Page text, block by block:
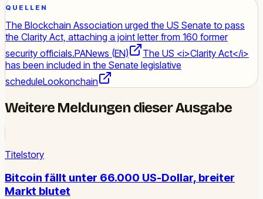
QUELLEN
The Blockchain Association urged the US Senate to pass
the Clarity Act, attaching a joint letter from 160 former
security officials.PANews (EN)
The US <i>Clarity Act</i>
has been included in the Senate legislative
scheduleLookonchain
Weitere Meldungen dieser Ausgabe
Titelstory
Bitcoin fällt unter 66.000 US-Dollar, breiter
Markt blutet